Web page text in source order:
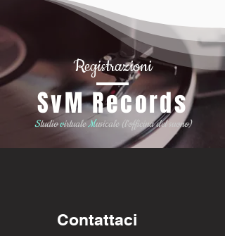
Registrazioni
StudiovirtualeMusicale (l'officina del suono)
SvM Records
Contattaci